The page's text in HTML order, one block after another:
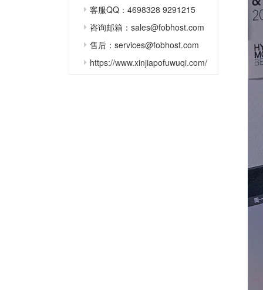
客服QQ：4698328 9291215
咨询邮箱：sales@fobhost.com
售后：services@fobhost.com
https://www.xinjiapofuwuqi.com/